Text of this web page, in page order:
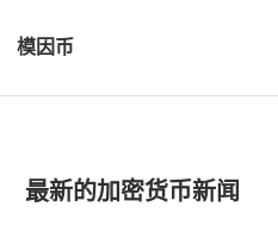
模因币
最新的加密货币新闻